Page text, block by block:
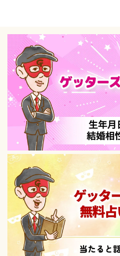
ペ
ー
ジ
送
り